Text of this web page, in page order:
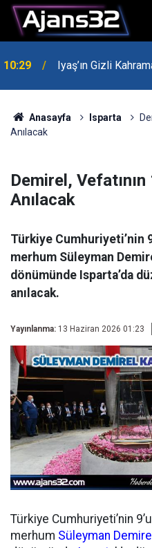
10:29 Iyaş’ın Gizli
00:52 Isparta'da Asker
Anasayfa Isparta
Anılacak
Demirel, Vefatının
Anılacak
Türkiye Cumhuriyeti’nin
merhum Süleyman
dönümünde Isparta’da
anılacak.
Yayınlanma: 13 Haziran 2026 01:23
Türkiye Cumhuriyeti’nin
merhum Süleyman Demirel